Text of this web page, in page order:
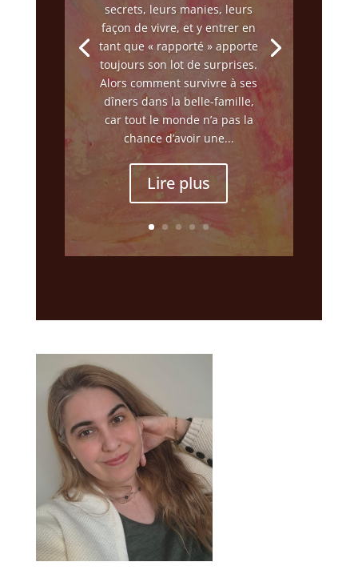
secrets, leurs manies, leurs
façon de vivre, et y entrer en
tant que « rapporté » apporte
toujours son lot de surprises.
Alors comment survivre à ses
dîners dans la belle-famille,
car tout le monde n’a pas la
chance d’avoir une...
Lire plus